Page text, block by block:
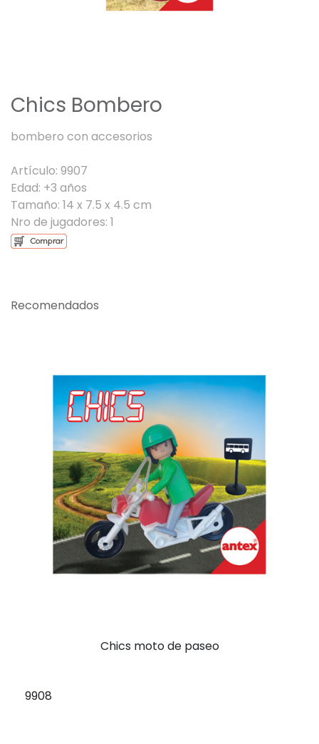
Chics Bombero
bombero con accesorios
Artículo: 9907
Edad: +3 años
Tamaño: 14 x 7.5 x 4.5 cm
Nro de jugadores: 1
Recomendados
Chics moto de paseo
9908